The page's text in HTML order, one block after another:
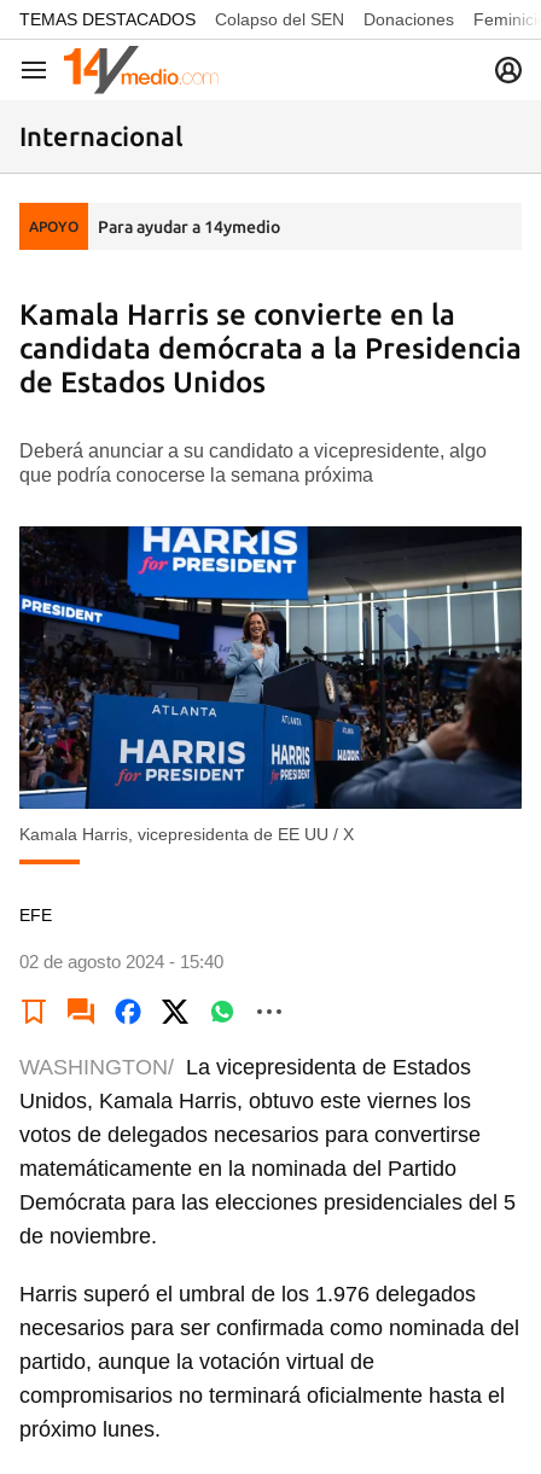
common.go-to-content
TEMAS DESTACADOS Colapso del SEN Donaciones
Navegación
Internacional
APOYO Para ayudar a 14ymedio
Kamala Harris se convierte en la
candidata demócrata a la Presidencia
de Estados Unidos
Deberá anunciar a su candidato a vicepresidente, algo
que podría conocerse la semana próxima
Kamala Harris, vicepresidenta de EE UU / X
EFE
02 de agosto 2024 - 15:40
WASHINGTON/ La vicepresidenta de Estados
Unidos, Kamala Harris, obtuvo este viernes los
votos de delegados necesarios para convertirse
matemáticamente en la nominada del Partido
Demócrata para las elecciones presidenciales del 5
de noviembre.
Harris superó el umbral de los 1.976 delegados
necesarios para ser confirmada como nominada del
partido, aunque la votación virtual de
compromisarios no terminará oficialmente hasta el
próximo lunes.